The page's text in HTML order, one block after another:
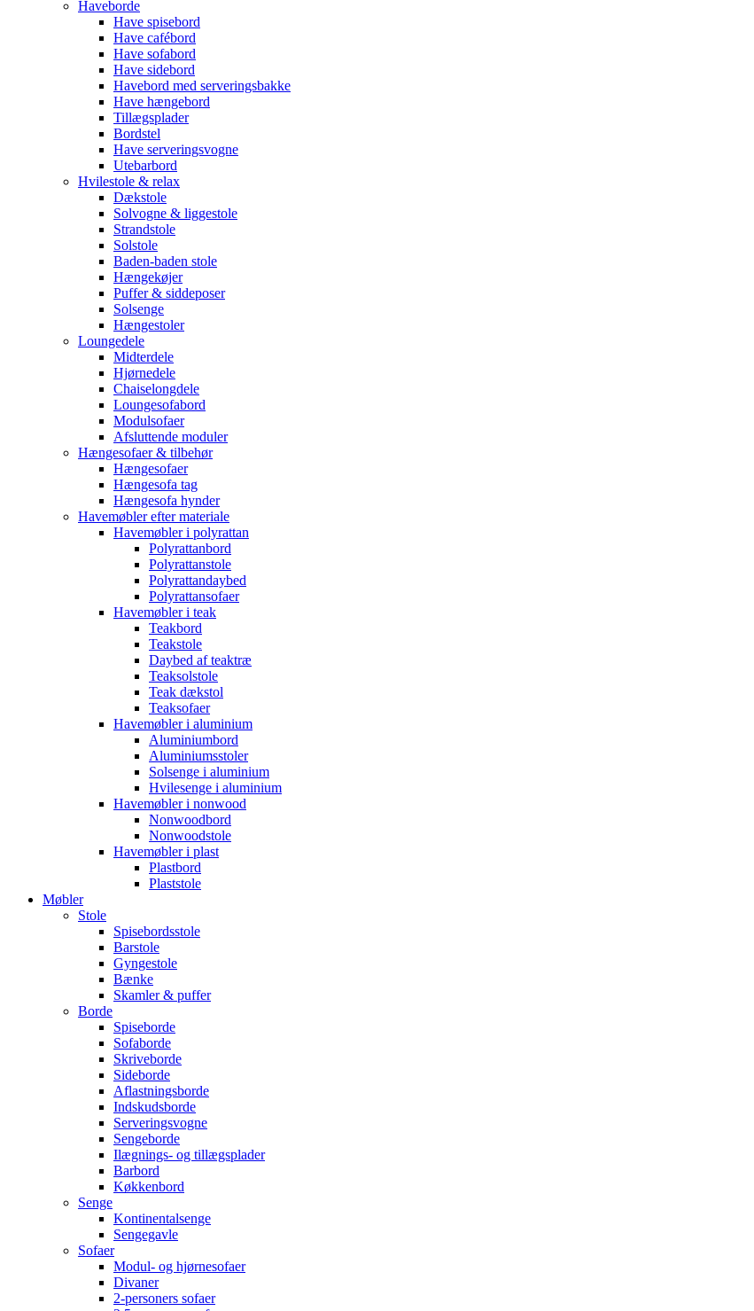
Haveborde
Have spisebord
Have cafébord
Have sofabord
Have sidebord
Havebord med serveringsbakke
Have hængebord
Tillægsplader
Bordstel
Have serveringsvogne
Utebarbord
Hvilestole & relax
Dækstole
Solvogne & liggestole
Strandstole
Solstole
Baden-baden stole
Hængekøjer
Puffer & siddeposer
Solsenge
Hængestoler
Loungedele
Midterdele
Hjørnedele
Chaiselongdele
Loungesofabord
Modulsofaer
Afsluttende moduler
Hængesofaer & tilbehør
Hængesofaer
Hængesofa tag
Hængesofa hynder
Havemøbler efter materiale
Havemøbler i polyrattan
Polyrattanbord
Polyrattanstole
Polyrattandaybed
Polyrattansofaer
Havemøbler i teak
Teakbord
Teakstole
Daybed af teaktræ
Teaksolstole
Teak dækstol
Teaksofaer
Havemøbler i aluminium
Aluminiumbord
Aluminiumsstoler
Solsenge i aluminium
Hvilesenge i aluminium
Havemøbler i nonwood
Nonwoodbord
Nonwoodstole
Havemøbler i plast
Plastbord
Plaststole
Møbler
Stole
Spisebordsstole
Barstole
Gyngestole
Bænke
Skamler & puffer
Borde
Spiseborde
Sofaborde
Skriveborde
Sideborde
Aflastningsborde
Indskudsborde
Serveringsvogne
Sengeborde
Ilægnings- og tillægsplader
Barbord
Køkkenbord
Senge
Kontinentalsenge
Sengegavle
Sofaer
Modul- og hjørnesofaer
Divaner
2-personers sofaer